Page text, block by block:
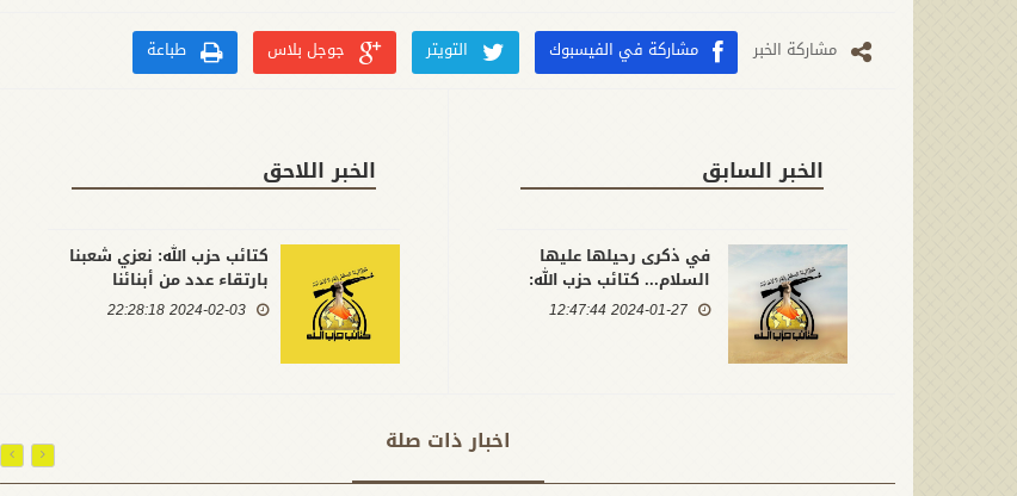
مشارکة الخبر مشاركة في الفيسبوك التويتر جوجل بلاس طباعة
الخبر السابق
في ذكرى رحيلها عليها
السلام... كتائب حزب الله:
استطاعت السيدة زينب أن
2024-01-27 12:47:44
الخبر اللاحق
كتائب حزب الله: نعزي شعبنا
بارتقاء عدد من أبنائنا
المرابطين لحماية بلادنا إثر
2024-02-03 22:28:18
اخبار ذات صلة